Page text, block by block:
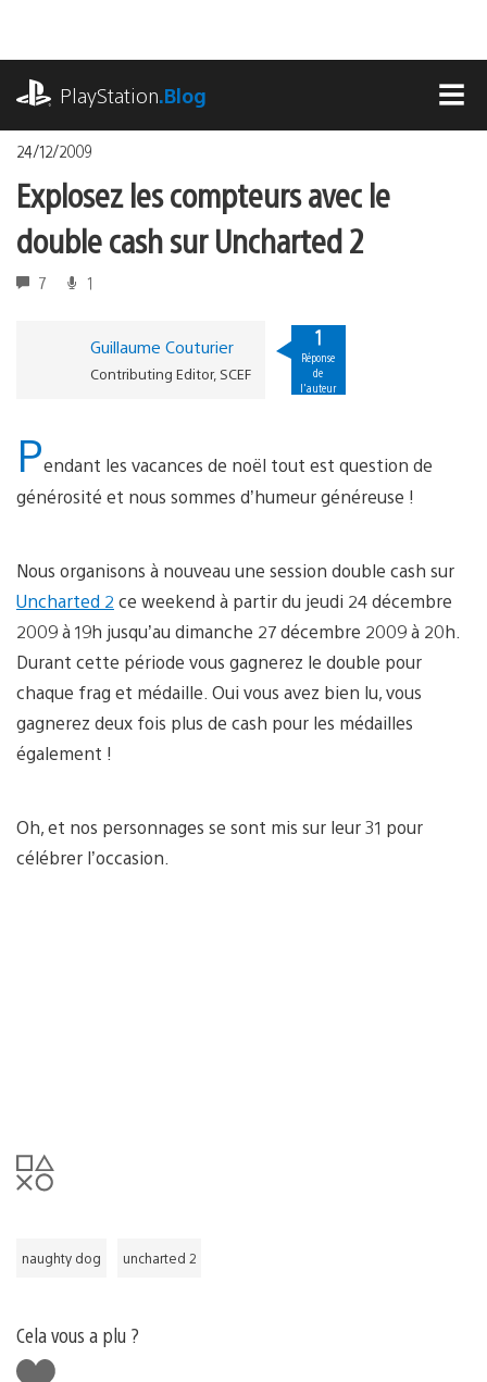
contenu
PlayStation.Blog
24/12/2009
Explosez les compteurs avec le
double cash sur Uncharted 2
7 1
Guillaume Couturier
Contributing Editor, SCEF
1
Réponse
de
l'auteur
Pendant les vacances de noël tout est question de
générosité et nous sommes d’humeur généreuse !
Nous organisons à nouveau une session double cash sur
Uncharted 2 ce weekend à partir du jeudi 24 décembre
2009 à 19h jusqu’au dimanche 27 décembre 2009 à 20h.
Durant cette période vous gagnerez le double pour
chaque frag et médaille. Oui vous avez bien lu, vous
gagnerez deux fois plus de cash pour les médailles
également !
Oh, et nos personnages se sont mis sur leur 31 pour
célébrer l’occasion.
naughty dog uncharted 2
Cela vous a plu ?
J'aime